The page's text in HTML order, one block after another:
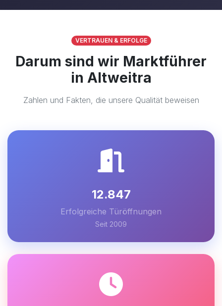
VERTRAUEN & ERFOLGE
Darum sind wir Marktführer
in Altweitra
Zahlen und Fakten, die unsere Qualität beweisen
12.847
Erfolgreiche Türöffnungen
Seit 2009